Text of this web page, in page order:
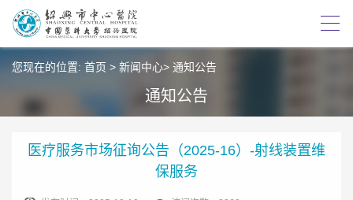
您现在的位置: 首页 > 新闻中心> 通知公告
通知公告
医疗服务市场征询公告（2025-16）-射线装置维
保服务